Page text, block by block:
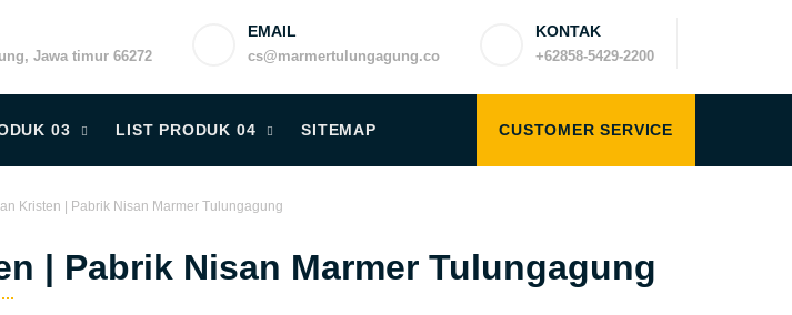
Jawa timur 66272
EMAIL
cs@marmertulungagung.co
KONTAK
+62858-5429-2200
03 LIST PRODUK 04 SITEMAP CUSTOMER SERVICE
Kristen | Pabrik Nisan Marmer Tulungagung
| Pabrik Nisan Marmer Tulungagung